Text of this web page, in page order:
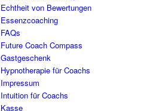
Echtheit von Bewertungen
Essenzcoaching
FAQs
Future Coach Compass
Gastgeschenk
Hypnotherapie für Coachs
Impressum
Intuition für Coachs
Kasse